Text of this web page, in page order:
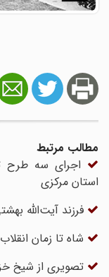
مطالب مرتبط
اجرای سه طرح
استان مرکزی
فرزند آیت‌الله
شاه تا زمان انقلاب
تصویری از شیخ